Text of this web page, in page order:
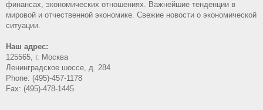
финансах, экономических отношениях. Важнейшие тенденции в
мировой и отчественной экономике. Свежие новости о экономической
ситуации.
Наш адрес:
125565, г. Москва
Ленинградское шоссе, д. 284
Phone: (495)-457-1178
Fax: (495)-478-1445